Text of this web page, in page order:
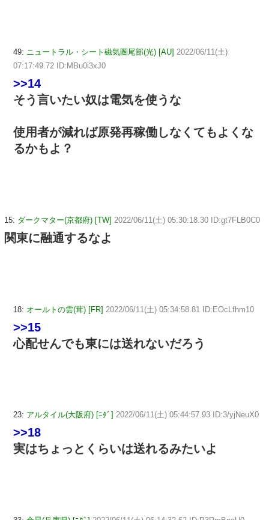
49: ニュートラル・シート磁気圏尾部(光) [AU] 2022/06/11(土)
07:17:49.72 ID:MBu0i3xJ0
>>14
そう言いたい奴は電気を使うな
使用者が減れば原発再稼働しなくてもよくな
るかもよ？
15: ダークマター(京都府) [TW] 2022/06/11(土) 05:30:18.30 ID:gt7FLB0C0
関東に融通するなよ
18: オールトの雲(茸) [FR] 2022/06/11(土) 05:34:58.81 ID:EOcLfhm10
>>15
心配せんでも東には送れないだろう
23: アルタイル(大阪府) [ﾆﾀﾞ] 2022/06/11(土) 05:44:57.93 ID:3/yjNeuX0
>>18
実はちょっとくらいは送れるみたいよ